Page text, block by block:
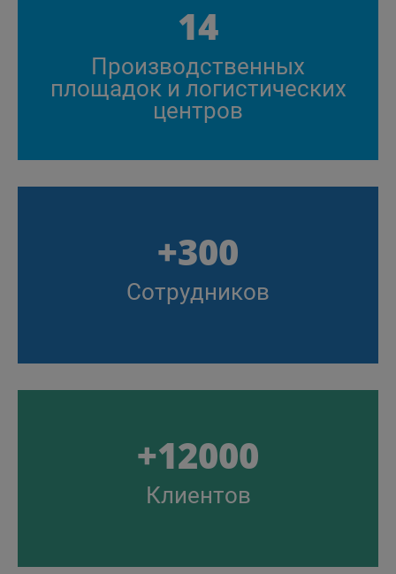
14
Производственных
площадок и логистических
центров
+300
Сотрудников
+12000
Клиентов